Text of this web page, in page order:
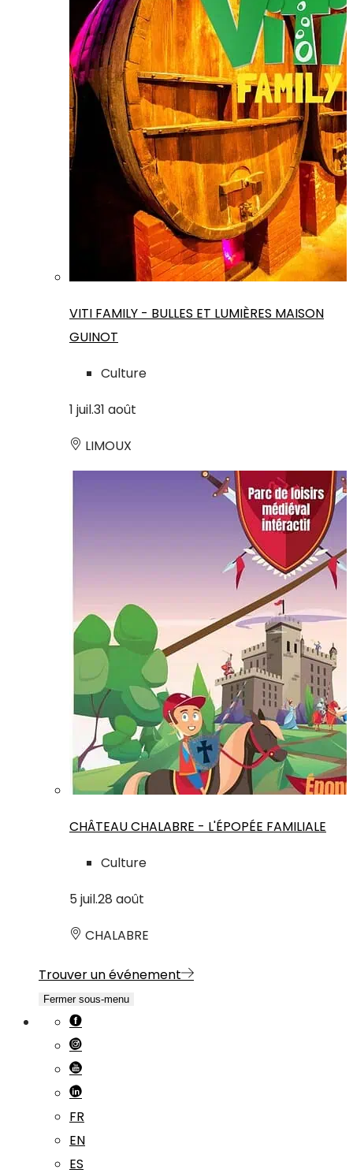
VITI FAMILY - BULLES ET LUMIÈRES MAISON
GUINOT
Culture
1 juil.31 août
LIMOUX
CHÂTEAU CHALABRE - L'ÉPOPÉE FAMILIALE
Culture
5 juil.28 août
CHALABRE
Trouver un événement
Fermer sous-menu
FR
EN
ES